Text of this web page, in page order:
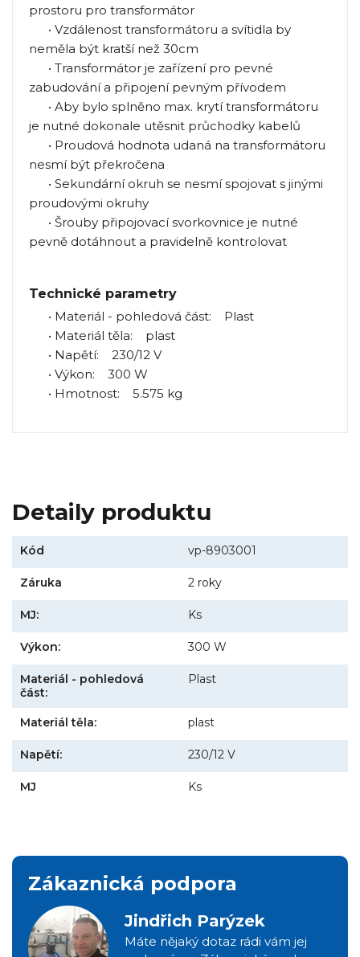
prostoru pro transformátor
• Vzdálenost transformátoru a svítidla by
neměla být kratší než 30cm
• Transformátor je zařízení pro pevné
zabudování a připojení pevným přívodem
• Aby bylo splněno max. krytí transformátoru
je nutné dokonale utěsnit průchodky kabelů
• Proudová hodnota udaná na transformátoru
nesmí být překročena
• Sekundární okruh se nesmí spojovat s jinými
proudovými okruhy
• Šrouby připojovací svorkovnice je nutné
pevně dotáhnout a pravidelně kontrolovat
Technické parametry
• Materiál - pohledová část: Plast
• Materiál těla: plast
• Napětí: 230/12 V
• Výkon: 300 W
• Hmotnost: 5.575 kg
Detaily produktu
Kód vp-8903001
Záruka 2 roky
MJ: Ks
Výkon: 300 W
Materiál - pohledová
část:
Plast
Materiál těla: plast
Napětí: 230/12 V
MJ Ks
Zákaznická podpora
Jindřich Parýzek
Máte nějaký dotaz rádi vám jej